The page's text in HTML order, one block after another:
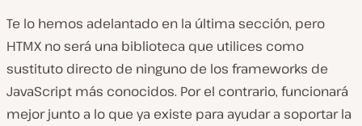
Te lo hemos adelantado en la última sección, pero
HTMX no será una biblioteca que utilices como
sustituto directo de ninguno de los frameworks de
JavaScript más conocidos. Por el contrario, funcionará
mejor junto a lo que ya existe para ayudar a soportar la